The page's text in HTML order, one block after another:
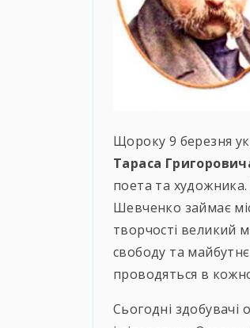
Щороку 9 березня
Тараса
поета та
Шевченко займає
творчості великий
свободу та
проводяться в
Сьогодні здобувачі